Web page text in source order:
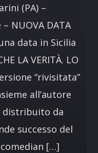
(PA) –
NUOVA DATA
data in Sicilia
LA VERITÀ. LO
“rivisitata”
all’autore
distribuito da
successo del
[…]